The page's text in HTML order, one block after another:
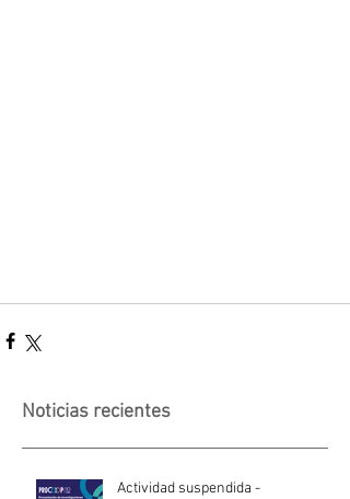
Noticias recientes
Actividad suspendida -